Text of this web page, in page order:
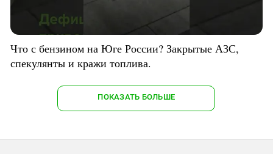
Что с бензином на Юге России? Закрытые АЗС,
спекулянты и кражи топлива.
ПОКАЗАТЬ БОЛЬШЕ